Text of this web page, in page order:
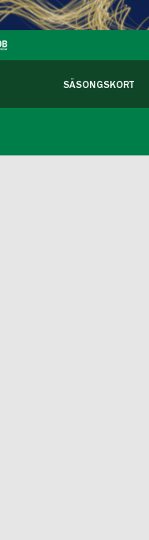
SÄSONGSKORT